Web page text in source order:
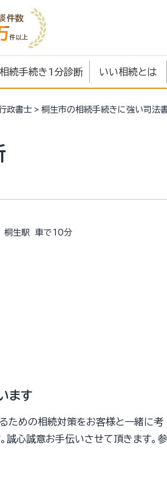
件数
件以上
続手続き1分診断 いい相続とは
政書士 桐生市の相続手続きに強い司法
桐生駅 車で10分
ます
ための相続対策をお客様と一緒に考
誠心誠意お手伝いさせて頂きます。参